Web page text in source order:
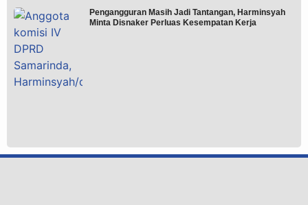
Pengangguran Masih Jadi Tantangan, Harminsyah
Minta Disnaker Perluas Kesempatan Kerja